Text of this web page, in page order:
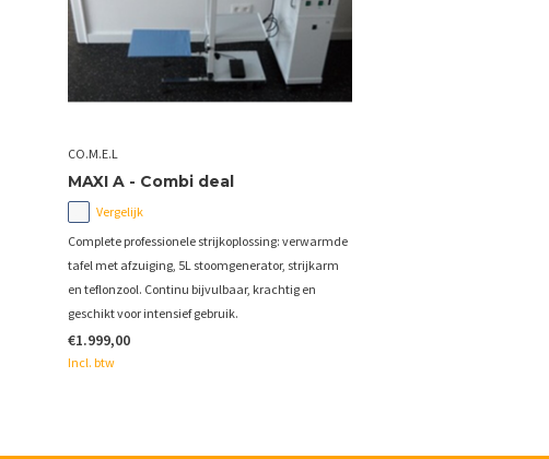
CO.M.E.L
MAXI A - Combi deal
Vergelijk
Complete professionele strijkoplossing: verwarmde
tafel met afzuiging, 5L stoomgenerator, strijkarm
en teflonzool. Continu bijvulbaar, krachtig en
geschikt voor intensief gebruik.
€1.999,00
Incl. btw